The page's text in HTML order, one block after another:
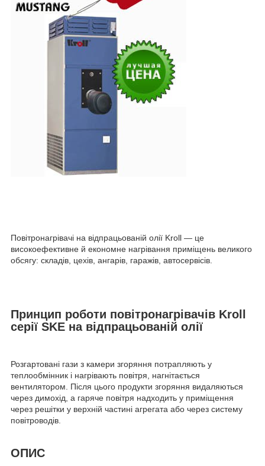
Повітронагрівачі на відпрацьованій олії Kroll — це
високоефективне й економне нагрівання приміщень великого
обсягу: складів, цехів, ангарів, гаражів, автосервісів.
Принцип роботи повітронагрівачів Kroll
серії SKE на відпрацьованій олії
Розгартовані гази з камери згоряння потрапляють у
теплообмінник і нагрівають повітря, нагнітається
вентилятором. Після цього продукти згоряння видаляються
через димохід, а гаряче повітря надходить у приміщення
через решітки у верхній частині агрегата або через систему
повітроводів.
ОПИС